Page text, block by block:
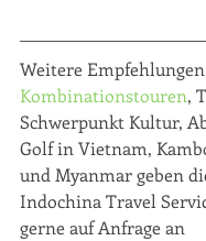
Weitere
Kombinationstouren,
Schwerpunkt Kultur,
Golf in Vietnam,
und Myanmar geben
Indochina Travel
gerne auf Anfrage an